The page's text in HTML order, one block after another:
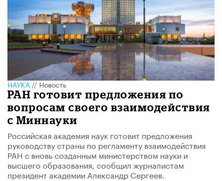
НАУКА//Новость
РАН готовит предложения по
вопросам своего взаимодействия
с Миннауки
​Российская академия наук готовит предложения
руководству страны по регламенту взаимодействия
РАН с вновь созданным министерством науки и
высшего образования, сообщил журналистам
президент академии Александр Сергеев.